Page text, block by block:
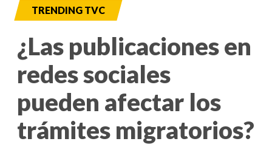
TRENDING TVC
¿Las publicaciones en
redes sociales
pueden afectar los
trámites migratorios?